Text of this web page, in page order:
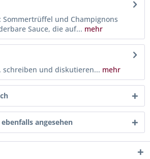
Sommertrüffel und Champignons
Sauce, die auf... mehr
schreiben und diskutieren... mehr
angesehen